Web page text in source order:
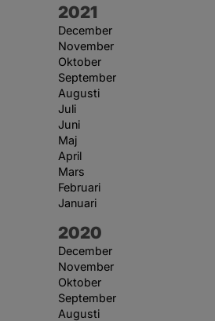
År:
2021
December
November
Oktober
September
Augusti
Juli
Juni
Maj
April
Mars
Februari
Januari
År:
2020
December
November
Oktober
September
Augusti